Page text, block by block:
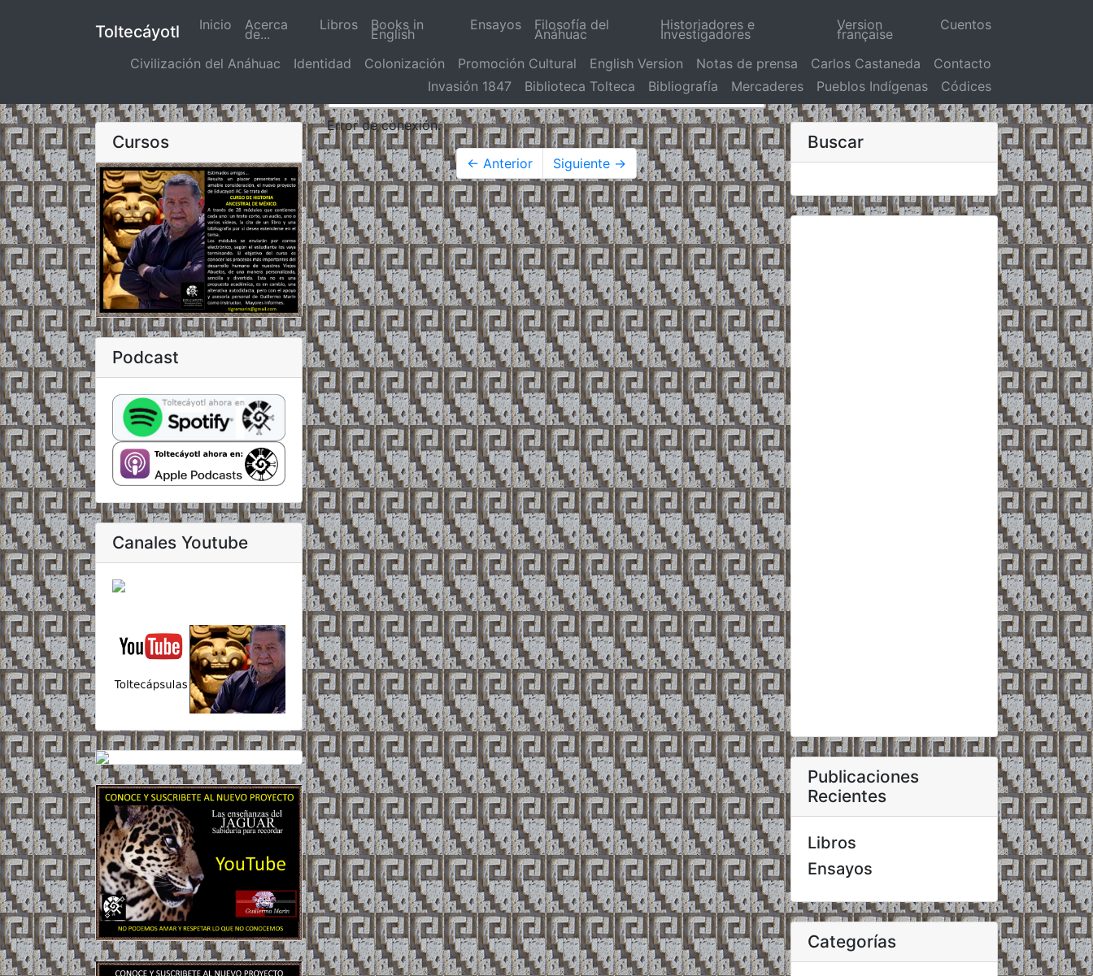
Toltecáyotl Inicio (actual)
Acerca
de...
Libros Books in
English
Ensayos Filosofía del
Anáhuac
Historiadores e
Investigadores
Version
française
Cuentos
Civilización del Anáhuac Identidad Colonización Promoción Cultural English Version Notas de prensa Carlos Castaneda
Contacto
Invasión 1847
Biblioteca Tolteca Bibliografía Mercaderes Pueblos Indígenas Códices
Cursos
Podcast
Canales Youtube
Error de conexión.
← Anterior Siguiente →
Buscar
Publicaciones
Recientes
Libros
Ensayos
Categorías